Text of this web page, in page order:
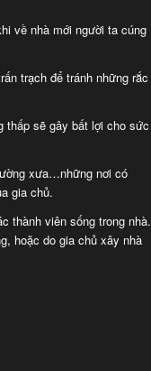
về nhà mới người ta cúng
trạch để tránh những rắc
thấp sẽ gây bất lợi cho sức
xưa…những nơi có
gia chủ.
thành viên sống trong nhà.
hoặc do gia chủ xây nhà